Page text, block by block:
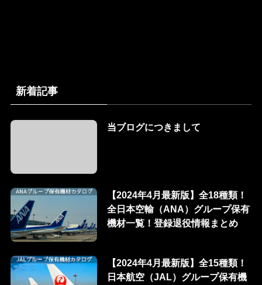
新着記事
当ブログにつきまして
【2024年4月最新版】全18種類！
全日本空輸（ANA）グループ保有
機材一覧！登録退役情報まとめ
【2024年4月最新版】全15種類！
日本航空（JAL）グループ保有機